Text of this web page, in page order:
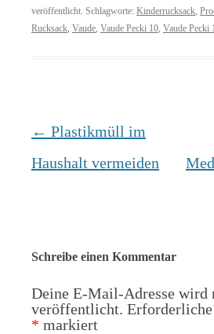
veröffentlicht. Schlagworte: Kinderrucksack
Rucksack Vaude Vaude Pecki 10 Vaude Pecki
Beitrags-
Navigation
← Plastikmüll im
Haushalt vermeiden
Schreibe einen Kommentar
Deine E-Mail-Adresse wird
veröffentlicht.
* markiert